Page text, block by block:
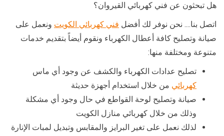
هل تبحثون عن فني كهربائي القيروان؟
اتصل بنا…. نحن نوفر لك أفضل فني كهربائي الكويت ونعمل على
صيانة وتصليح كافة أعطال الكهرباء ونقوم أيضاً بتقديم خدمات
متنوعة ومختلفة منها:
تصليح عدادات الكهرباء والكشف عن وجود أي ماس
كهربائي من خلال استخدام أجهزة حديثة
صيانة وتصليح لوحة القواطع في حال وجود أي مشكلة
وذلك من خلال كهربائي منازل الكويت
لذلك نعمل على تغير البرايز والمقابس وتبديل لمبات الإنارة